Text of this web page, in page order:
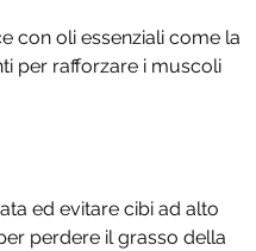
con oli essenziali come la
per rafforzare i muscoli
ed evitare cibi ad alto
perdere il grasso della